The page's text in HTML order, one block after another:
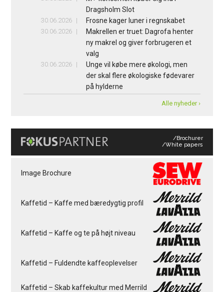
Dragsholm Slot
30.06.2026 Frosne kager luner i regnskabet
30.06.2026
Makrellen er truet: Dagrofa henter
ny makrel og giver forbrugeren et
valg
30.06.2026
Unge vil købe mere økologi, men
der skal flere økologiske fødevarer
på hylderne
Alle nyheder ›
/Brochurer
/White papers
Image Brochure
Kaffetid – Kaffe med bæredygtig profil
Kaffetid – Kaffe og te på højt niveau
Kaffetid – Fuldendte kaffeoplevelser
Kaffetid – Skab kaffekultur med Merrild